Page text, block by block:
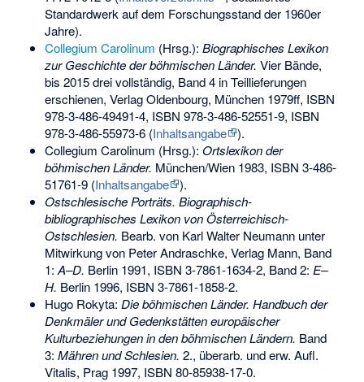
Standardwerk auf dem Forschungsstand der 1960er
Jahre).
Collegium Carolinum (Hrsg.): Biographisches Lexikon
zur Geschichte der böhmischen Länder. Vier Bände,
bis 2015 drei vollständig, Band 4 in Teillieferungen
erschienen, Verlag Oldenbourg, München 1979ff, ISBN
978-3-486-49491-4, ISBN 978-3-486-52551-9, ISBN
978-3-486-55973-6(Inhaltsangabe
).
Collegium Carolinum (Hrsg.): Ortslexikon der
böhmischen Länder. München/Wien 1983, ISBN 3-486-
51761-9(Inhaltsangabe
).
Ostschlesische Porträts. Biographisch-
bibliographisches Lexikon von Österreichisch-
Ostschlesien. Bearb. von Karl Walter Neumann unter
Mitwirkung von Peter Andraschke, Verlag Mann, Band
1:A–D. Berlin 1991, ISBN 3-7861-1634-2, Band 2: E–
H. Berlin 1996, ISBN 3-7861-1858-2.
Hugo Rokyta: Die böhmischen Länder. Handbuch der
Denkmäler und Gedenkstätten europäischer
Kulturbeziehungen in den böhmischen Ländern. Band
3: Mähren und Schlesien. 2., überarb. und erw. Aufl.
Vitalis, Prag 1997, ISBN 80-85938-17-0.